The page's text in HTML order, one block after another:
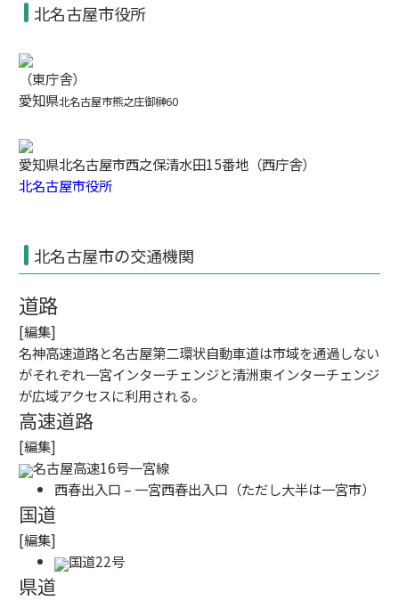
北名古屋市役所
（東庁舎）
愛知県北名古屋市熊之庄御榊60
愛知県北名古屋市西之保清水田15番地（西庁舎）
北名古屋市役所
北名古屋市の交通機関
道路
[編集]
名神高速道路と名古屋第二環状自動車道は市域を通過しない
がそれぞれ一宮インターチェンジと清洲東インターチェンジ
が広域アクセスに利用される。
高速道路
[編集]
名古屋高速16号一宮線
西春出入口 – 一宮西春出入口（ただし大半は一宮市）
国道
[編集]
国道22号
県道